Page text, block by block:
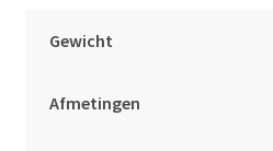
Gewicht
Afmetingen